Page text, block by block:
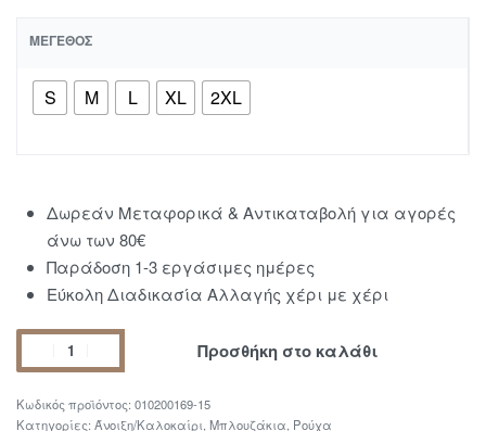
ΜΈΓΕΘΟΣ
S M L XL 2XL
Δωρεάν Μεταφορικά & Αντικαταβολή για αγορές
άνω των 80€
Παράδοση 1-3 εργάσιμες ημέρες
Εύκολη Διαδικασία Αλλαγής χέρι με χέρι
Προσθήκη στο καλάθι
010200169-15
Κατηγορίες: Άνοιξη/Καλοκαίρι Μπλουζάκια Ρούχα